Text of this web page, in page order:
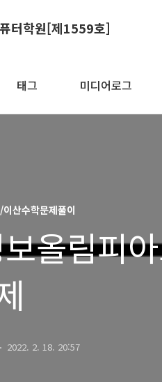
터학원[제1559호]
태그 미디어로그
산수학문제풀이
올림피
2022. 2. 18. 20:57